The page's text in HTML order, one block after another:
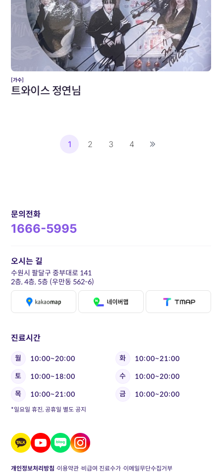
[가수]
트와이스 정연님
1 2 3 4
문의전화
1666-5995
진료시간
월 10:00~20:00 화
10:00~21:00
토
10:00~18:00 수
10:00~20:00
목
10:00~21:00 금 10:00~20:00
*일요일 휴진, 공휴일 별도 공지
오시는 길
수원시 팔달구 중부대로 141
2층, 4층, 5층 (우만동 562-6)
개인정보처리방침 이용약관 비급여 진료수가 이메일무단수집거부